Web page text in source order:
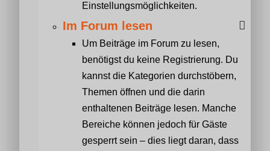
Einstellungsmöglichkeiten.
Im Forum lesen
Um Beiträge im Forum zu lesen,
benötigst du keine Registrierung. Du
kannst die Kategorien durchstöbern,
Themen öffnen und die darin
enthaltenen Beiträge lesen. Manche
Bereiche können jedoch für Gäste
gesperrt sein – dies liegt daran, dass